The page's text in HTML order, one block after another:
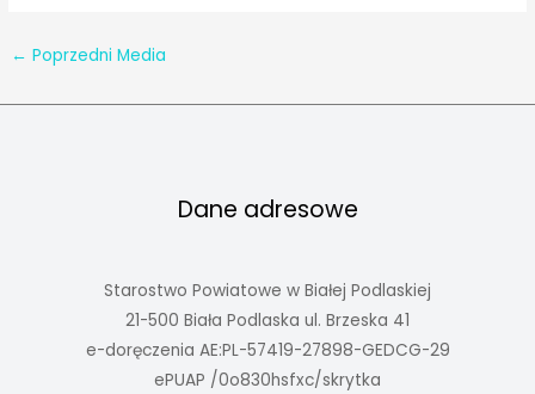
← Poprzedni Media
Dane adresowe
Starostwo Powiatowe w Białej Podlaskiej
21-500 Biała Podlaska ul. Brzeska 41
e-doręczenia AE:PL-57419-27898-GEDCG-29
ePUAP /0o830hsfxc/skrytka